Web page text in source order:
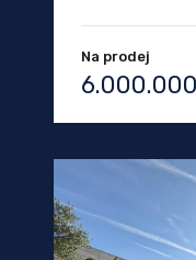
Na prodej